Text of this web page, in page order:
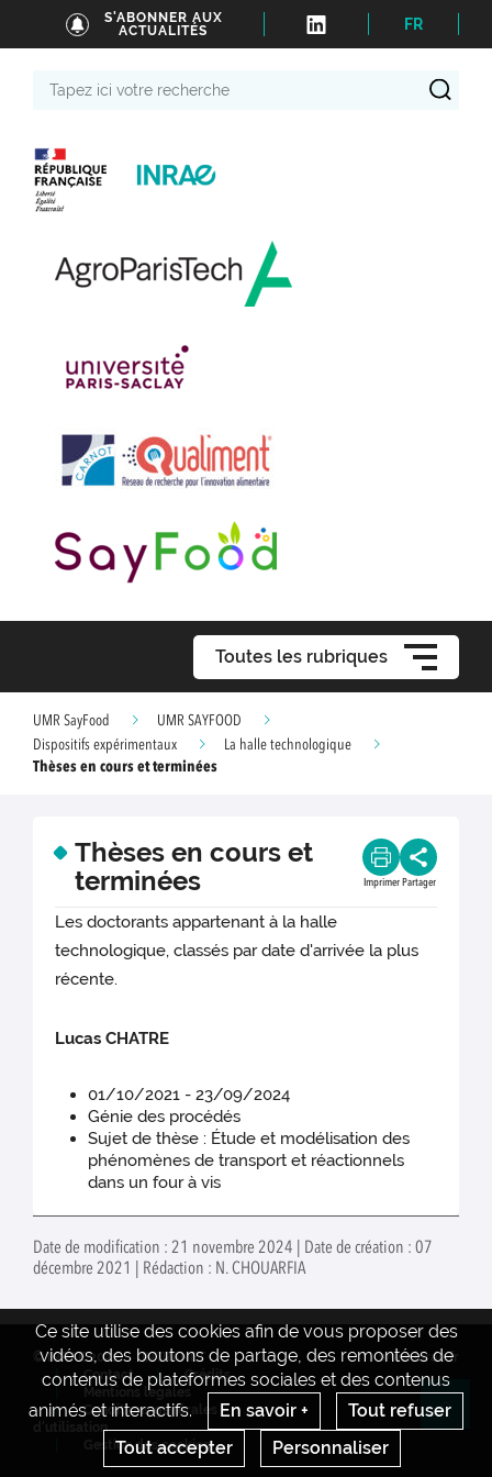
S'ABONNER AUX
ACTUALITÉS
FR
Toutes les rubriques
UMR SayFood
UMR SAYFOOD
Dispositifs expérimentaux
La halle technologique
Thèses en cours et terminées
Thèses en cours et
terminées
Imprimer Partager
Les doctorants appartenant à la halle
technologique, classés par date d'arrivée la plus
récente.
Lucas CHATRE
01/10/2021 - 23/09/2024
Génie des procédés
Sujet de thèse : Étude et modélisation des
phénomènes de transport et réactionnels
dans un four à vis
Date de modification : 21 novembre 2024 | Date de création : 07
décembre 2021 | Rédaction : N. CHOUARFIA
Ce site utilise des cookies afin de vous proposer des
vidéos, des boutons de partage, des remontées de
contenus de plateformes sociales et des contenus
animés et interactifs.
En savoir +
Tout refuser
Tout accepter
Personnaliser
© INRAE 2022
INTRANET
Contact
Crédits
Mentions legales
Conditions générales
d'utilisation
Gestion des cookies
www.inrae.fr